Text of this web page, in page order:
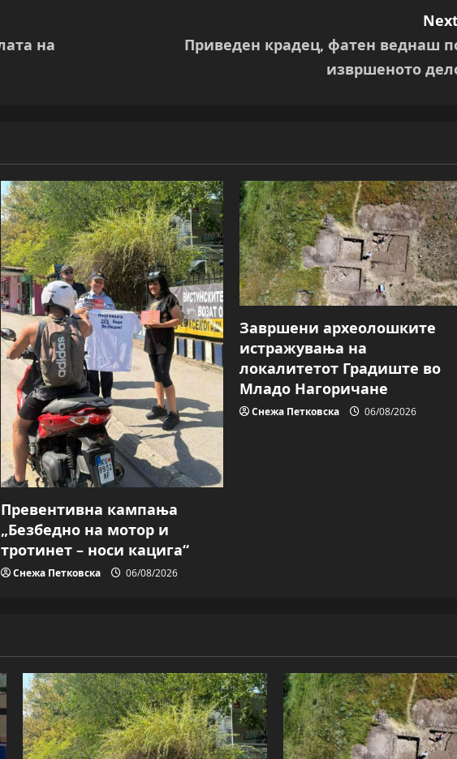
на
Приведен крадец, фатен веднаш
извршеното
Превентивна кампања
„Безбедно на мотор и
тротинет – носи кацига“
Снежа Петковска 06/08/2026
Завршени археолошките
истражувања на
локалитетот Градиште во
Младо Нагоричане
Снежа Петковска 06/08/2026